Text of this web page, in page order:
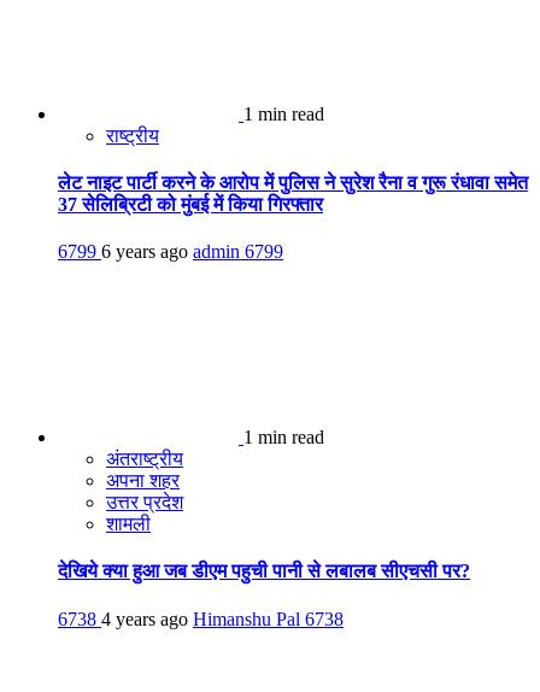
1 min read
राष्ट्रीय
लेट नाइट पार्टी करने के आरोप में पुलिस ने सुरेश रैना व गुरू रंधावा समेत
37 सेलिब्रिटी को मुंबई में किया गिरफ्तार
6799 6 years ago admin 6799
1 min read
अंतराष्ट्रीय
अपना शहर
उत्तर प्रदेश
शामली
देखिये क्या हुआ जब डीएम पहुची पानी से लबालब सीएचसी पर?
6738 4 years ago Himanshu Pal 6738